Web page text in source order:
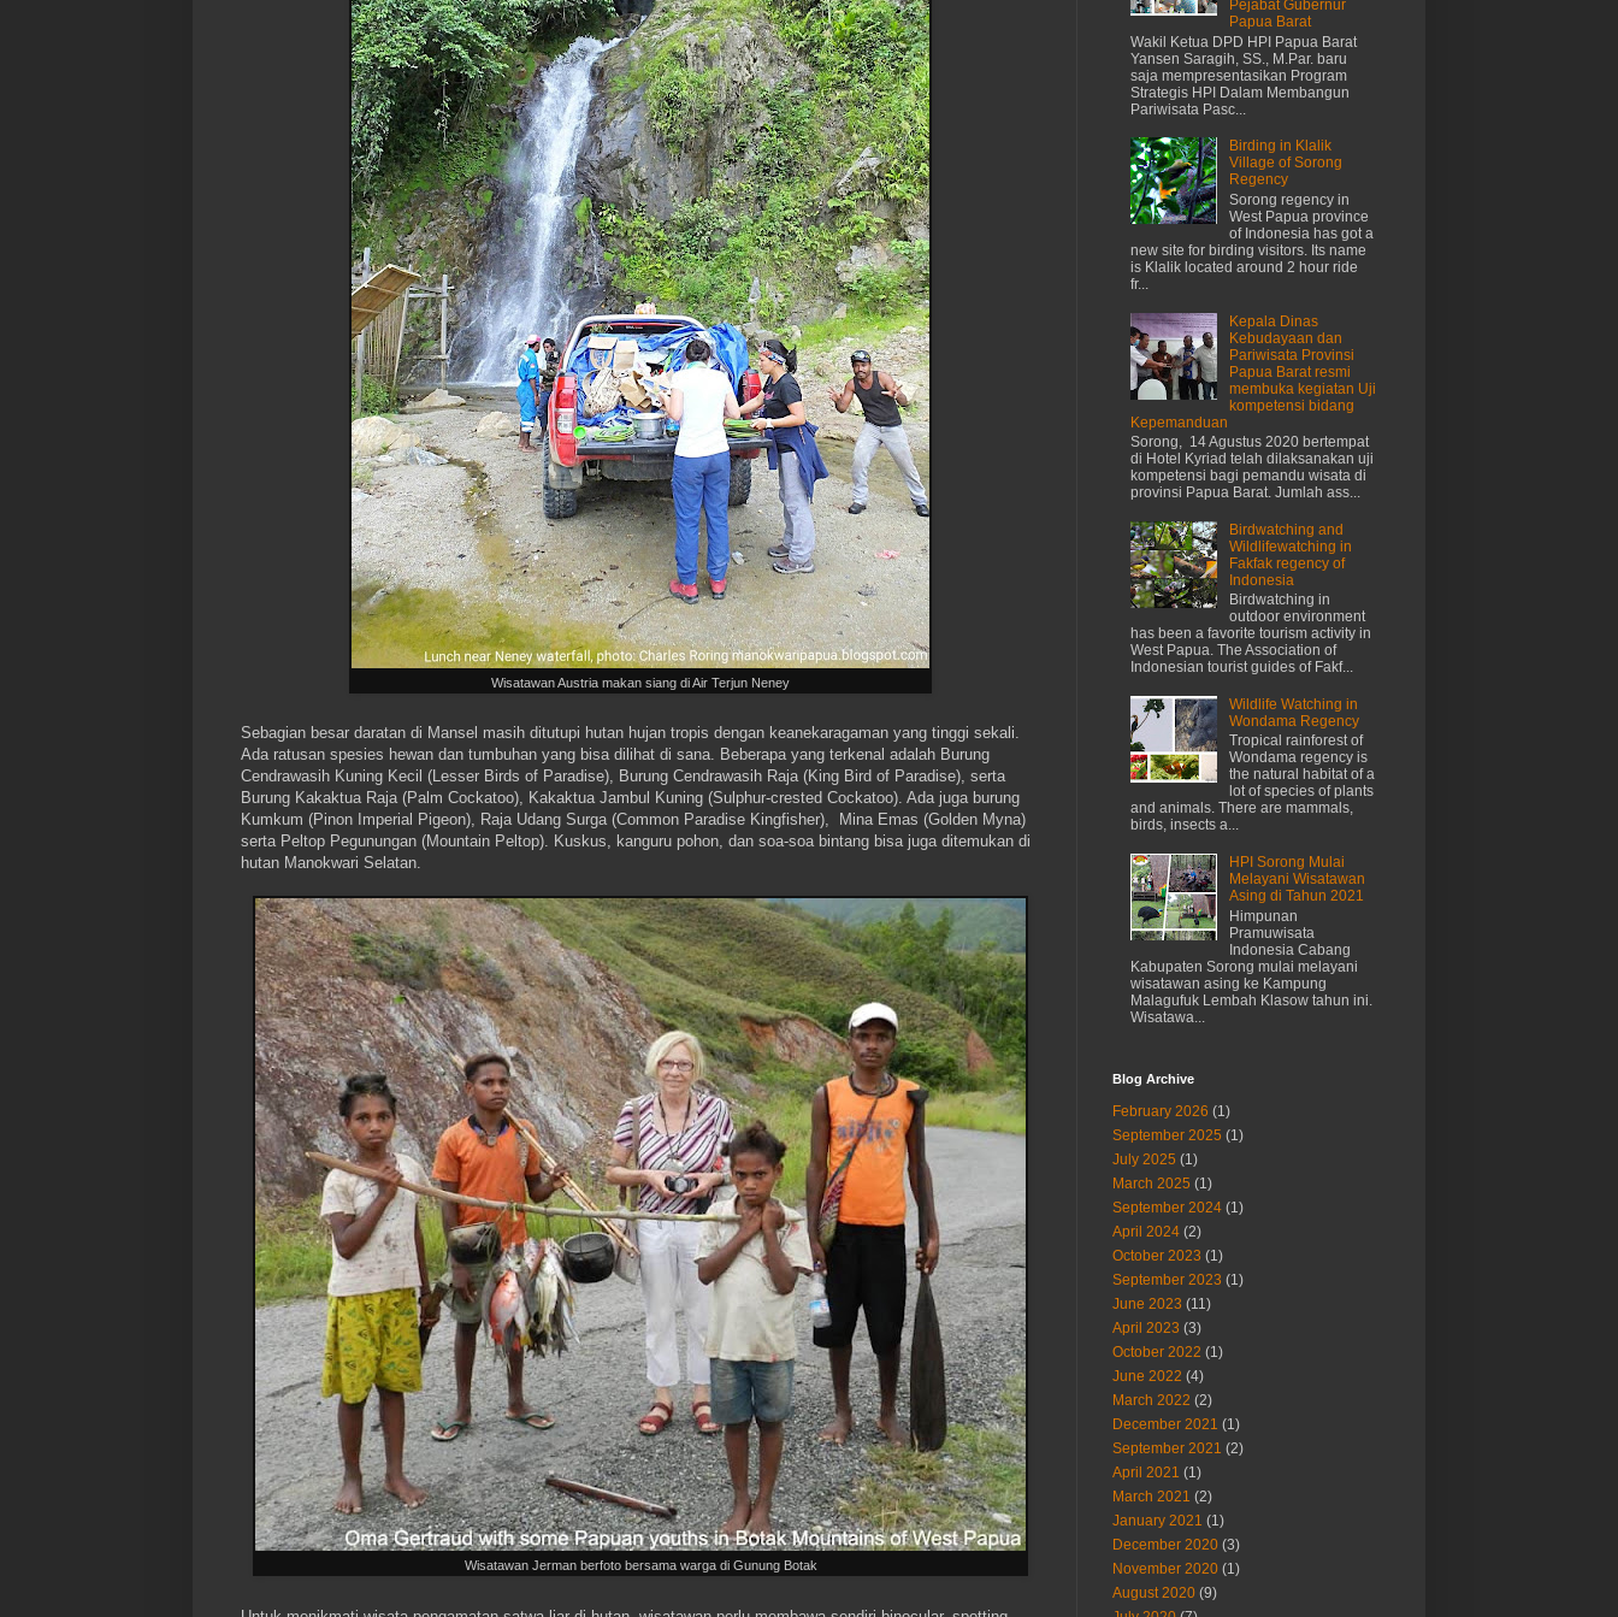
Wisatawan Austria makan siang di Air Terjun Neney
Sebagian besar daratan di Mansel masih ditutupi hutan hujan tropis dengan keanekaragaman yang tinggi sekali.
Ada ratusan spesies hewan dan tumbuhan yang bisa dilihat di sana. Beberapa yang terkenal adalah Burung
Cendrawasih Kuning Kecil (Lesser Birds of Paradise), Burung Cendrawasih Raja (King Bird of Paradise), serta
Burung Kakaktua Raja (Palm Cockatoo), Kakaktua Jambul Kuning (Sulphur-crested Cockatoo). Ada juga burung
Kumkum (Pinon Imperial Pigeon), Raja Udang Surga (Common Paradise Kingfisher), Mina Emas (Golden Myna)
serta Peltop Pegunungan (Mountain Peltop). Kuskus, kanguru pohon, dan soa-soa bintang bisa juga ditemukan di
hutan Manokwari Selatan.
Wisatawan Jerman berfoto bersama warga di Gunung Botak
Pejabat Gubernur
Papua Barat
Wakil Ketua DPD HPI Papua Barat
Yansen Saragih, SS., M.Par. baru
saja mempresentasikan Program
Strategis HPI Dalam Membangun
Pariwisata Pasc...
Birding in Klalik
Village of Sorong
Regency
Sorong regency in
West Papua province
of Indonesia has got a
new site for birding visitors. Its name
is Klalik located around 2 hour ride
fr...
Kepala Dinas
Kebudayaan dan
Pariwisata Provinsi
Papua Barat resmi
membuka kegiatan Uji
kompetensi bidang
Kepemanduan
Sorong, 14 Agustus 2020 bertempat
di Hotel Kyriad telah dilaksanakan uji
kompetensi bagi pemandu wisata di
provinsi Papua Barat. Jumlah ass...
Birdwatching and
Wildlifewatching in
Fakfak regency of
Indonesia
Birdwatching in
outdoor environment
has been a favorite tourism activity in
West Papua. The Association of
Indonesian tourist guides of Fakf...
Wildlife Watching in
Wondama Regency
Tropical rainforest of
Wondama regency is
the natural habitat of a
lot of species of plants
and animals. There are mammals,
birds, insects a...
HPI Sorong Mulai
Melayani Wisatawan
Asing di Tahun 2021
Himpunan
Pramuwisata
Indonesia Cabang
Kabupaten Sorong mulai melayani
wisatawan asing ke Kampung
Malagufuk Lembah Klasow tahun ini.
Wisatawa...
Blog Archive
February 2026 (1)
September 2025 (1)
July 2025 (1)
March 2025 (1)
September 2024 (1)
April 2024 (2)
October 2023 (1)
September 2023 (1)
June 2023 (11)
April 2023 (3)
October 2022 (1)
June 2022 (4)
March 2022 (2)
December 2021 (1)
September 2021 (2)
April 2021 (1)
March 2021 (2)
January 2021 (1)
December 2020 (3)
November 2020 (1)
August 2020 (9)